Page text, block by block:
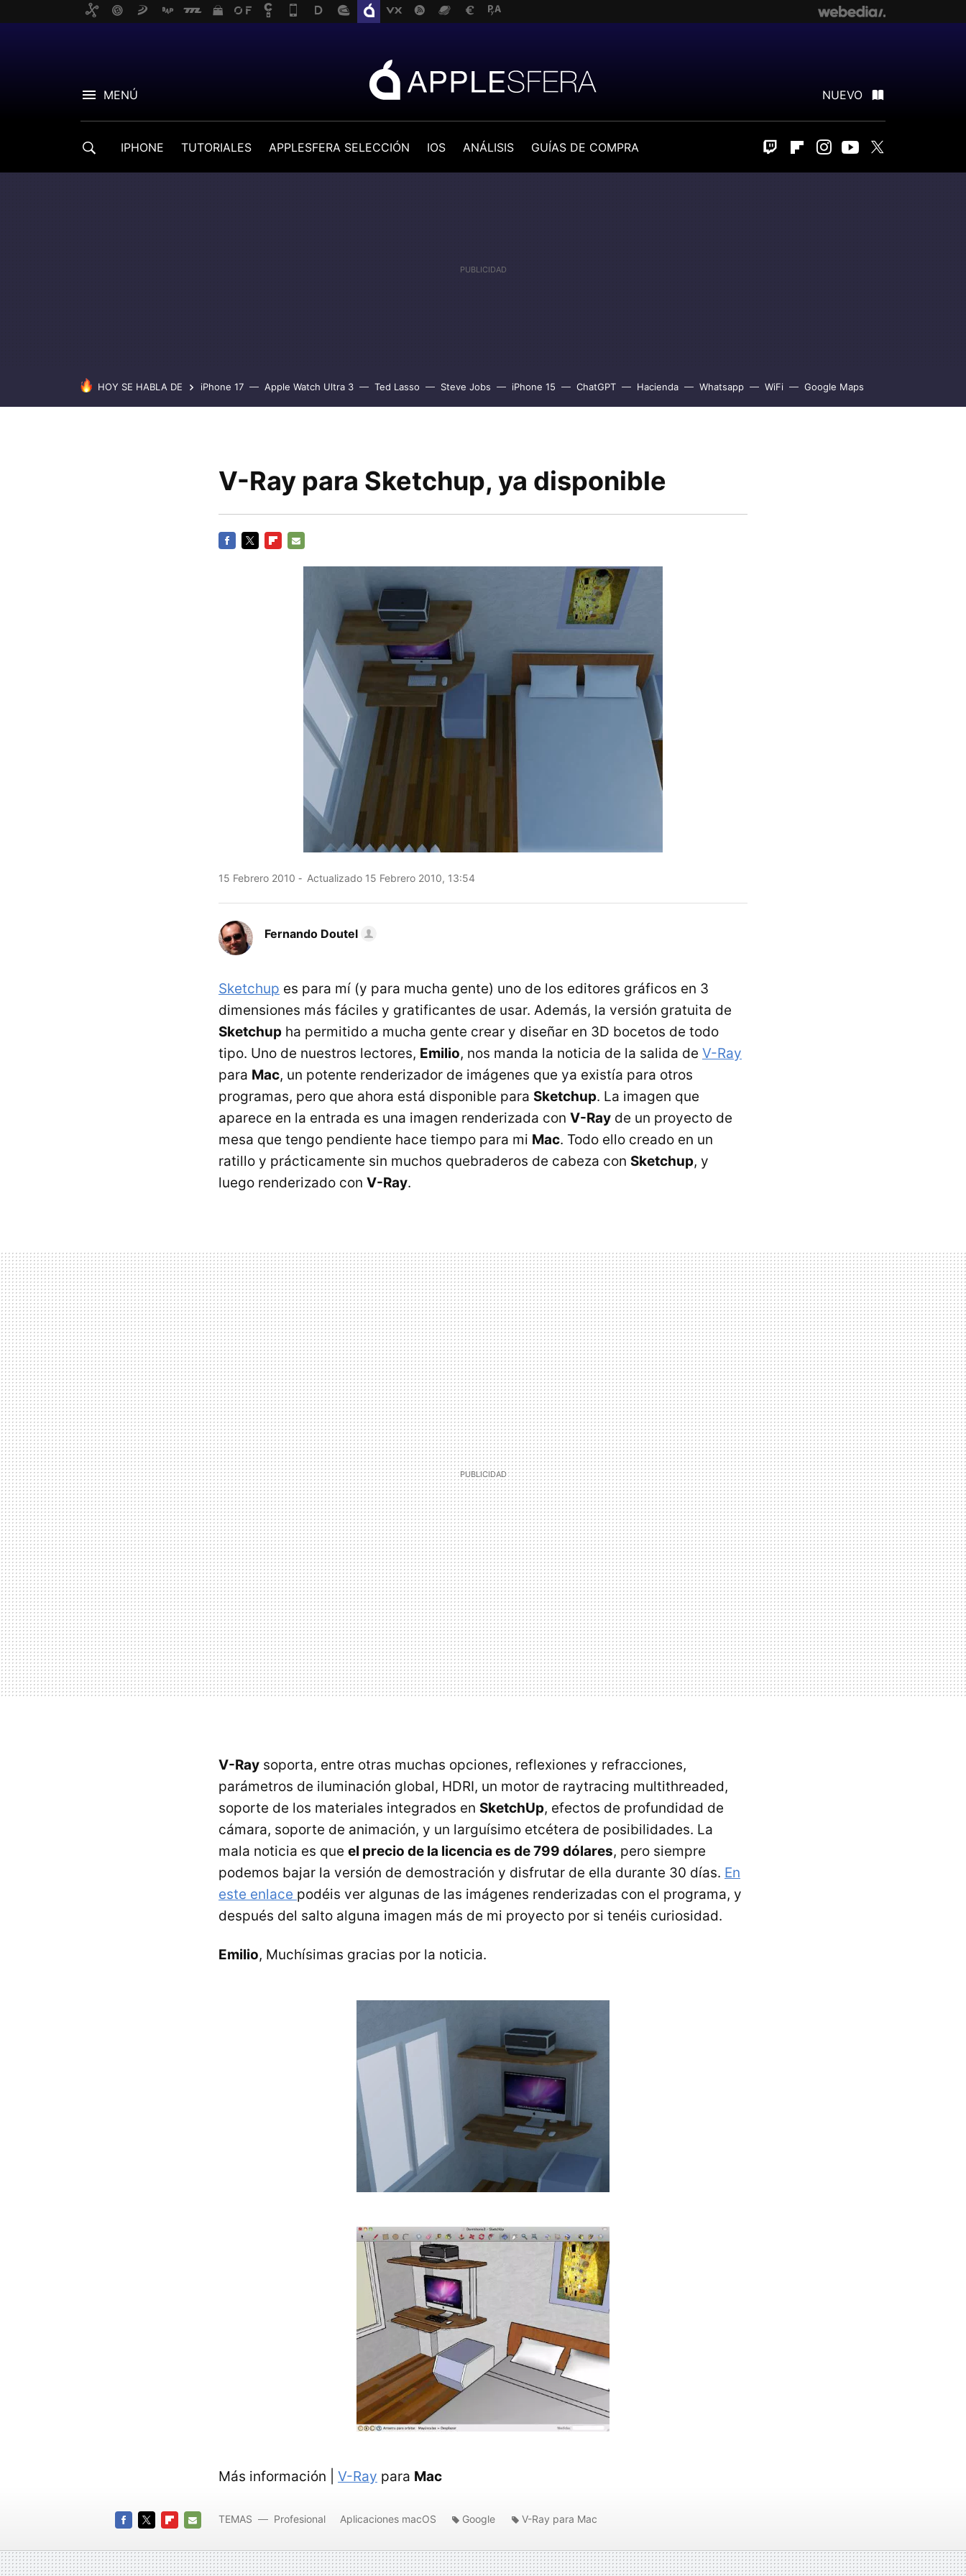
MENÚ NUEVO
IPHONE TUTORIALES APPLESFERA SELECCIÓN IOS ANÁLISIS GUÍAS DE COMPRA Twitch FlipboardInstagram
Youtube
HOY SE HABLA DE iPhone 17 Apple Watch Ultra 3 Ted Lasso Steve Jobs iPhone 15 ChatGPT Hacienda Whatsapp WiFi Google Maps
V-Ray para Sketchup, ya disponible
15 Febrero 2010 Actualizado 15 Febrero 2010, 13:54
Fernando Doutel
Sketchup es para mí (y para mucha gente) uno de los editores gráficos en 3
dimensiones más fáciles y gratificantes de usar. Además, la versión gratuita de
Sketchup ha permitido a mucha gente crear y diseñar en 3D bocetos de todo
tipo. Uno de nuestros lectores, Emilio, nos manda la noticia de la salida de V-Ray
para Mac, un potente renderizador de imágenes que ya existía para otros
programas, pero que ahora está disponible para Sketchup. La imagen que
aparece en la entrada es una imagen renderizada con V-Ray de un proyecto de
mesa que tengo pendiente hace tiempo para mi Mac. Todo ello creado en un
ratillo y prácticamente sin muchos quebraderos de cabeza con Sketchup, y
luego renderizado con V-Ray.
V-Ray soporta, entre otras muchas opciones, reflexiones y refracciones,
parámetros de iluminación global, HDRI, un motor de raytracing multithreaded,
soporte de los materiales integrados en SketchUp, efectos de profundidad de
cámara, soporte de animación, y un larguísimo etcétera de posibilidades. La
mala noticia es que el precio de la licencia es de 799 dólares, pero siempre
podemos bajar la versión de demostración y disfrutar de ella durante 30 días. En
este enlace podéis ver algunas de las imágenes renderizadas con el programa, y
después del salto alguna imagen más de mi proyecto por si tenéis curiosidad.
Emilio, Muchísimas gracias por la noticia.
Más información | V-Ray para Mac
MAIL
TEMAS Profesional Aplicaciones macOS Google V-Ray para Mac